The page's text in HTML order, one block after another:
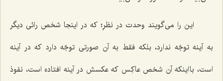
این را می‌گویند وحدت در نظرِ؛ که در اینجا شخص رائی دیگر
به آینه توجّه ندارد، بلکه فقط به آن صورتی توجّه دارد که در آینه
است، با اینکه آن شخص عاکِس که عکسش در آینه افتاده است، نفوذ